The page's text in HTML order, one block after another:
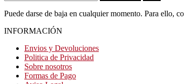
Puede darse de baja en cualquier momento. Para ello,
INFORMACIÓN
Envios y Devoluciones
Politica de Privacidad
Sobre nosotros
Formas de Pago